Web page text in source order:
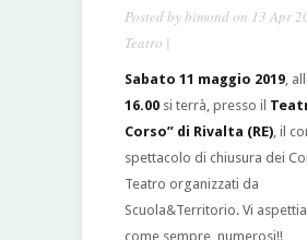
Posted bybimondon 13 Apr
Teatro |
Sabato 11 maggio 2019,
16.00si terrà, presso il
Corso” di Rivalta (RE), il
spettacolo di chiusura dei
Teatro organizzati da
Scuola&Territorio. Vi
come sempre, numerosi!!